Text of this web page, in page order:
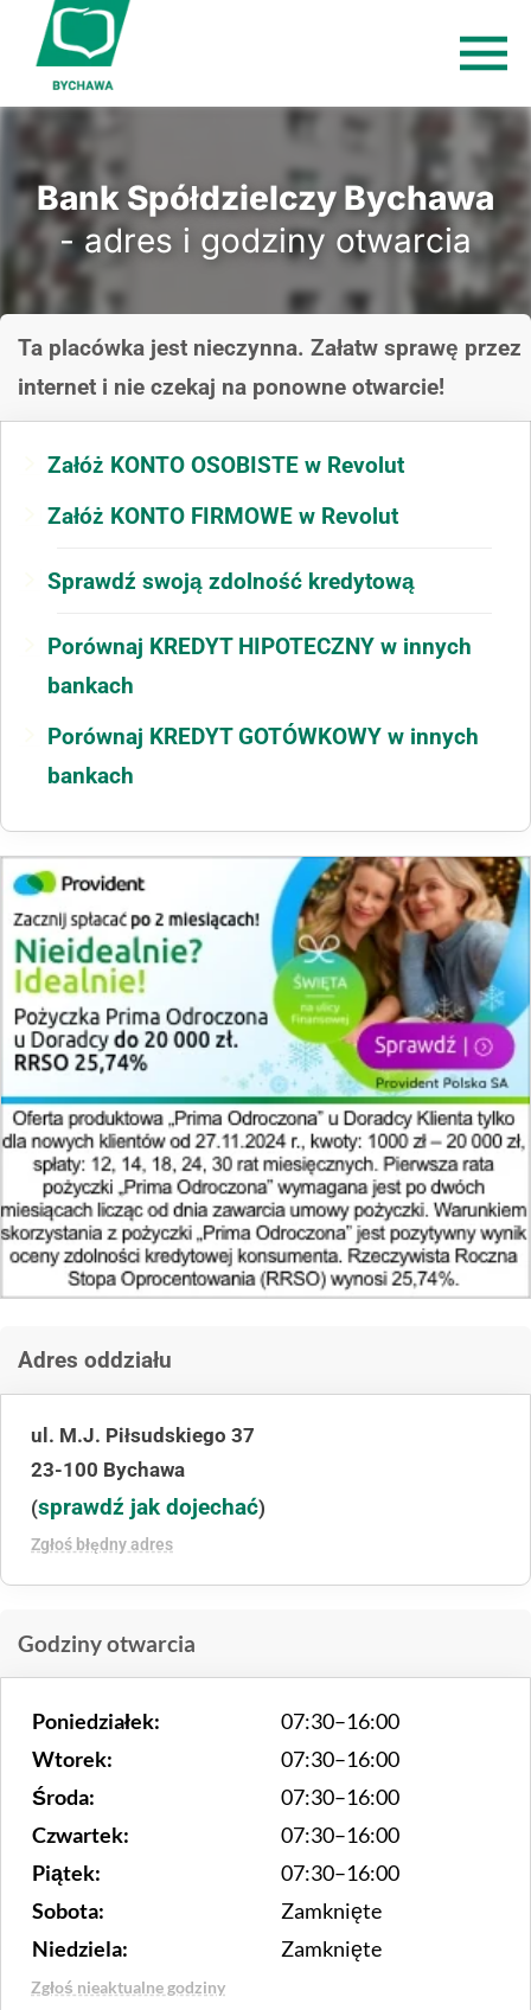
Bank Spółdzielczy Bychawa
- adres i godziny otwarcia
Ta placówka jest nieczynna. Załatw sprawę przez
internet i nie czekaj na ponowne otwarcie!
Załóż KONTO OSOBISTE w Revolut
Załóż KONTO FIRMOWE w Revolut
Sprawdź swoją zdolność kredytową
Porównaj KREDYT HIPOTECZNY w innych
bankach
Porównaj KREDYT GOTÓWKOWY w innych
bankach
Adres oddziału
ul. M.J. Piłsudskiego 37
23-100 Bychawa
(sprawdź jak dojechać)
Zgłoś błędny adres
Godziny otwarcia
Poniedziałek:
07:30–16:00
Wtorek:
07:30–16:00
Środa:
07:30–16:00
Czwartek:
07:30–16:00
Piątek:
07:30–16:00
Sobota:
Zamknięte
Niedziela:
Zamknięte
Zgłoś nieaktualne godziny